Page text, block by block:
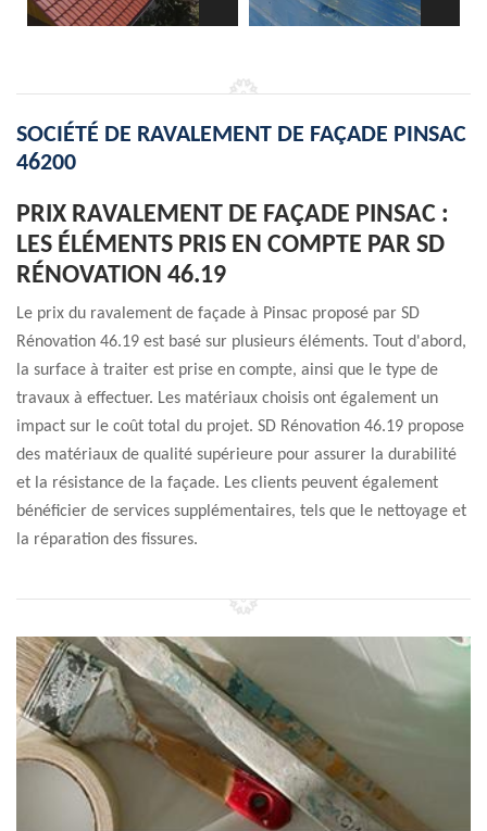
SOCIÉTÉ DE RAVALEMENT DE FAÇADE PINSAC
46200
PRIX RAVALEMENT DE FAÇADE PINSAC :
LES ÉLÉMENTS PRIS EN COMPTE PAR SD
RÉNOVATION 46.19
Le prix du ravalement de façade à Pinsac proposé par SD
Rénovation 46.19 est basé sur plusieurs éléments. Tout d'abord,
la surface à traiter est prise en compte, ainsi que le type de
travaux à effectuer. Les matériaux choisis ont également un
impact sur le coût total du projet. SD Rénovation 46.19 propose
des matériaux de qualité supérieure pour assurer la durabilité
et la résistance de la façade. Les clients peuvent également
bénéficier de services supplémentaires, tels que le nettoyage et
la réparation des fissures.